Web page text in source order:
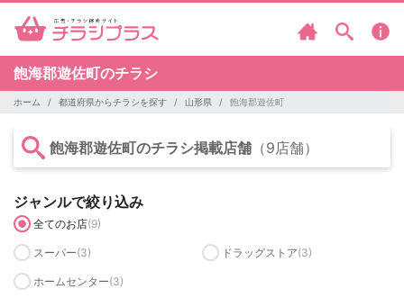
飽海郡遊佐町のチラシ
ホーム 都道府県からチラシを探す 山形県 飽海郡遊佐町
飽海郡遊佐町のチラシ掲載店舗 （9店舗）
ジャンルで絞り込み
全てのお店(9)
スーパー(3) ドラッグストア(3)
ホームセンター(3)